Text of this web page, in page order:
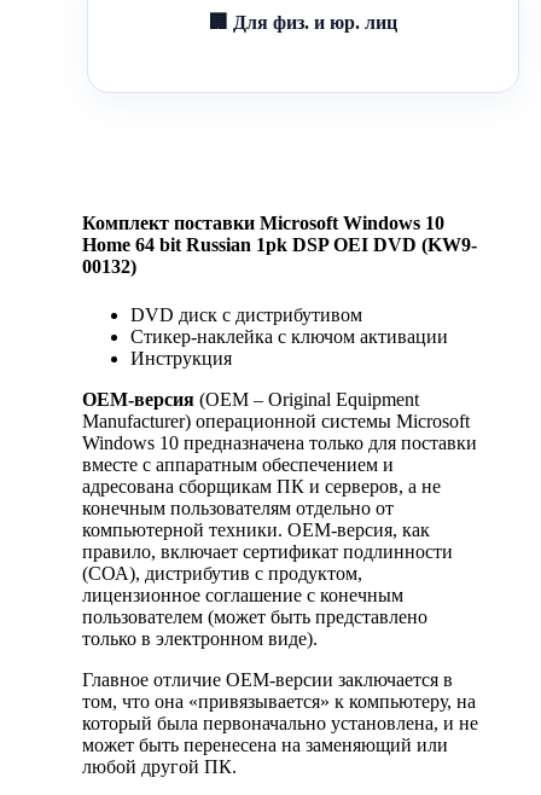
🏢 Для физ. и юр. лиц
Комплект поставки Microsoft Windows 10
Home 64 bit Russian 1pk DSP OEI DVD (KW9-
00132)
DVD диск с дистрибутивом
Стикер-наклейка с ключом активации
Инструкция
OEM-версия (OEM – Original Equipment
Manufacturer) операционной системы Microsoft
Windows 10 предназначена только для поставки
вместе с аппаратным обеспечением и
адресована сборщикам ПК и серверов, а не
конечным пользователям отдельно от
компьютерной техники. ОЕМ-версия, как
правило, включает сертификат подлинности
(СОА), дистрибутив с продуктом,
лицензионное соглашение с конечным
пользователем (может быть представлено
только в электронном виде).
Главное отличие OEM-версии заключается в
том, что она «привязывается» к компьютеру, на
который была первоначально установлена, и не
может быть перенесена на заменяющий или
любой другой ПК.